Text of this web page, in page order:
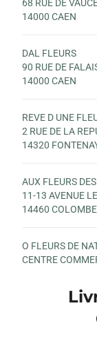
68 RUE DE
14000 CAEN
DAL FLEURS
90 RUE DE
14000 CAEN
REVE D UNE
2 RUE DE LA
14320
AUX FLEURS
11-13 AVENUE
14460
O FLEURS DE
CENTRE